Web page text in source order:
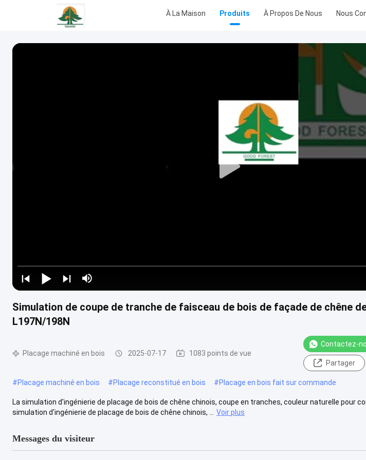
À La Maison Produits À Propos De Nous Nous
Simulation de coupe de tranche de faisceau de bois de façade de chêne
L197N/198N
Placage machiné en bois 2025-07-17 1083 points de vue
Contactez-
Partager
#Placage machiné en bois #Placage reconstitué en bois #Placage en bois fait sur commande
La simulation d'ingénierie de placage de bois de chêne chinois, coupe en tranches, couleur naturelle pour
simulation d'ingénierie de placage de bois de chêne chinois, ...
Voir plus
Messages du visiteur